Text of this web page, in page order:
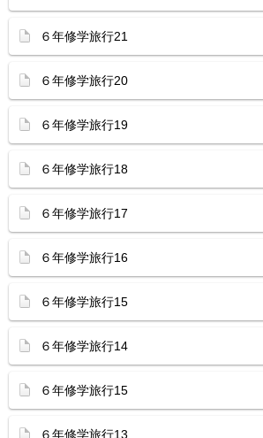
６年修学旅行21
６年修学旅行20
６年修学旅行19
６年修学旅行18
６年修学旅行17
６年修学旅行16
６年修学旅行15
６年修学旅行14
６年修学旅行15
６年修学旅行13